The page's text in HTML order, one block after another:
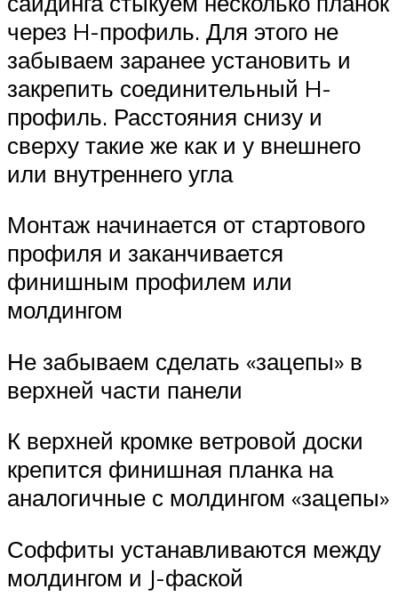
через H-профиль. Для этого не
забываем заранее установить и
закрепить соединительный H-
профиль. Расстояния снизу и
сверху такие же как и у внешнего
или внутреннего угла
Монтаж начинается от стартового
профиля и заканчивается
финишным профилем или
молдингом
Не забываем сделать «зацепы» в
верхней части панели
К верхней кромке ветровой доски
крепится финишная планка на
аналогичные с молдингом «зацепы»
Соффиты устанавливаются между
молдингом и J-фаской